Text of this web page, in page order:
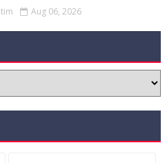
Aug 06, 2026